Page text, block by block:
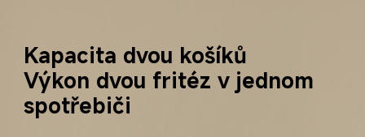
Kapacita dvou košíků
Výkon dvou fritéz v jednom
spotřebiči